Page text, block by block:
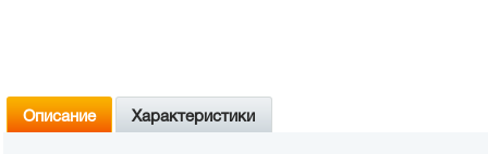
Описание Характеристики